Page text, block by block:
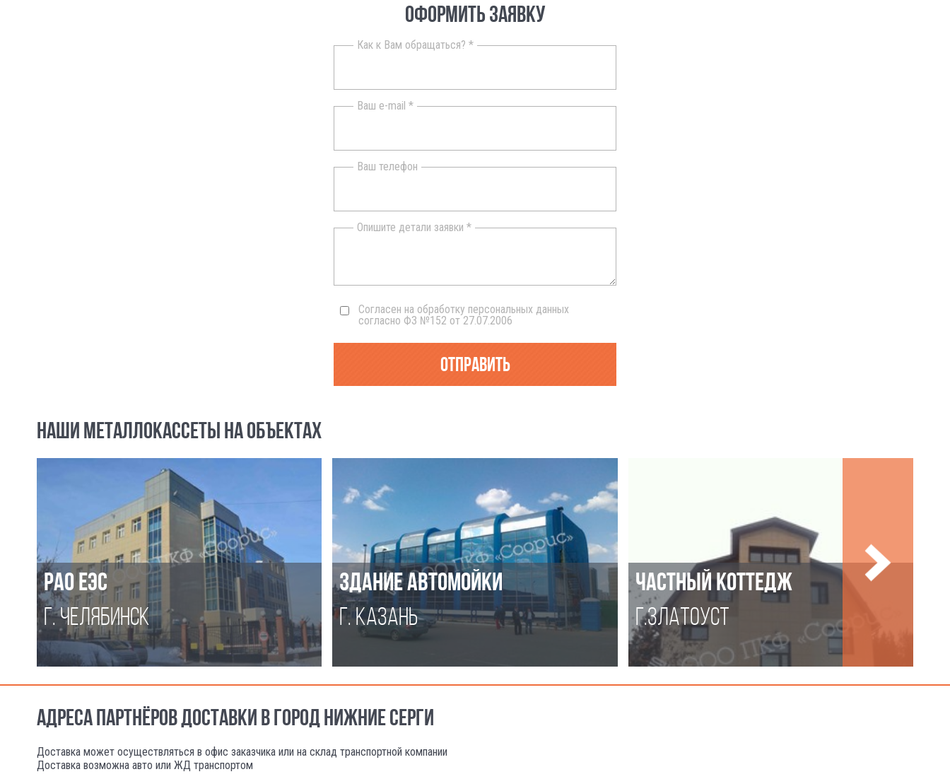
ОФОРМИТЬ ЗАЯВКУ
Как к Вам обращаться? *
Ваш e-mail *
Ваш телефон
Опишите детали заявки *
Согласен на обработку персональных данных
согласно ФЗ №152 от 27.07.2006
Отправить
НАШИ МЕТАЛЛОКАССЕТЫ НА ОБЪЕКТАХ
РАО ЕЭС
Г. ЧЕЛЯБИНСК
ЗДАНИЕ АВТОМОЙКИ
Г. КАЗАНЬ
ЧАСТНЫЙ КОТТЕДЖ
Г.ЗЛАТОУСТ
АДРЕСА ПАРТНЁРОВ ДОСТАВКИ В ГОРОД НИЖНИЕ СЕРГИ
Доставка может осуществляться в офис заказчика или на склад транспортной компании
Доставка возможна авто или ЖД транспортом